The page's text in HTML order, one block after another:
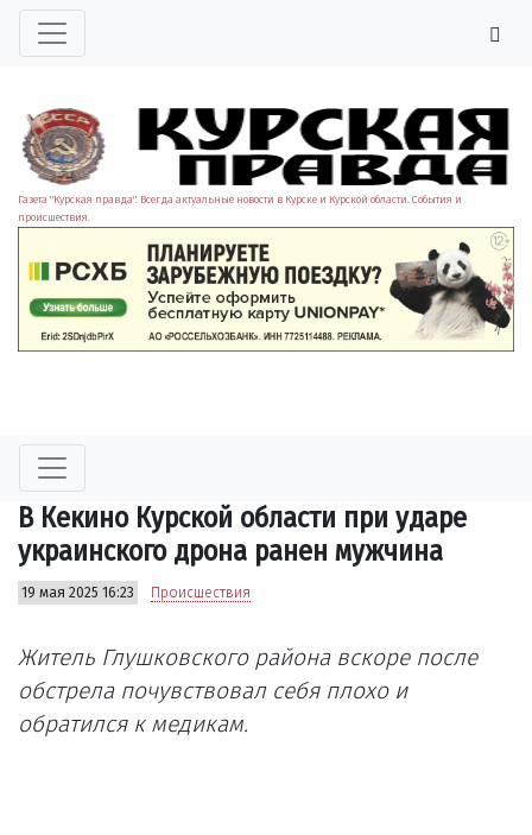
Газета "Курская правда". Всегда актуальные новости в Курске и Курской области. События и
происшествия.
В Кекино Курской области при ударе
украинского дрона ранен мужчина
19 мая 2025 16:23 Происшествия
Житель Глушковского района вскоре после
обстрела почувствовал себя плохо и
обратился к медикам.